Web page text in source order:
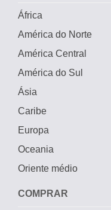
África
América do Norte
América Central
América do Sul
Ásia
Caribe
Europa
Oceania
Oriente médio
COMPRAR